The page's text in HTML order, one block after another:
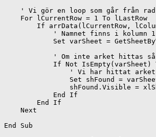
' Vi gör en loop som går från
    For lCurrentRow = 1 To lLastRow
If arrData(lCurrentRow,
            ' Namnet finns i kolumn 1
Set varSheet =
' Om inte arket hittas
If Not IsEmpty(varSheet)
                ' Vi har hittat arket
Set shFound =
shFound.Visible =
            End If
        End If
    Next